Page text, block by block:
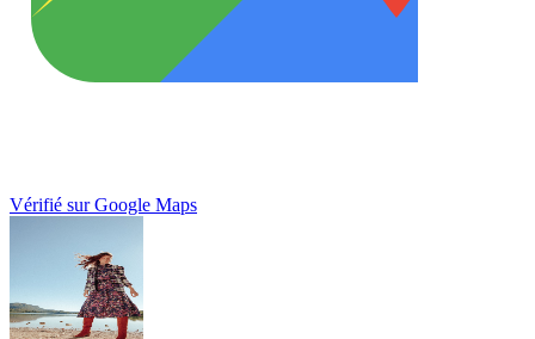
Vérifié sur Google Maps